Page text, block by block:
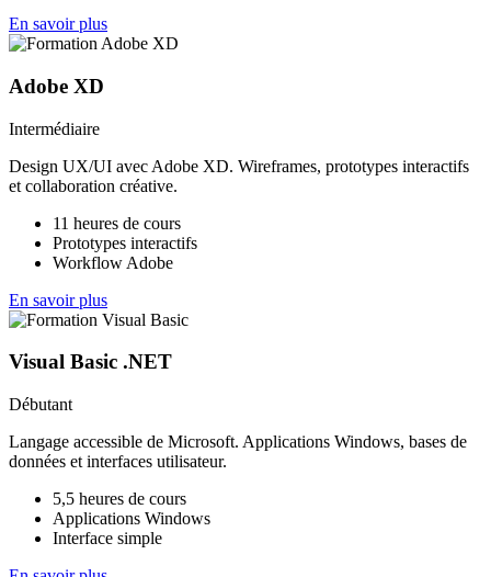
En savoir plus
Adobe XD
Intermédiaire
Design UX/UI avec Adobe XD. Wireframes, prototypes interactifs
et collaboration créative.
11 heures de cours
Prototypes interactifs
Workflow Adobe
En savoir plus
Visual Basic .NET
Débutant
Langage accessible de Microsoft. Applications Windows, bases de
données et interfaces utilisateur.
5,5 heures de cours
Applications Windows
Interface simple